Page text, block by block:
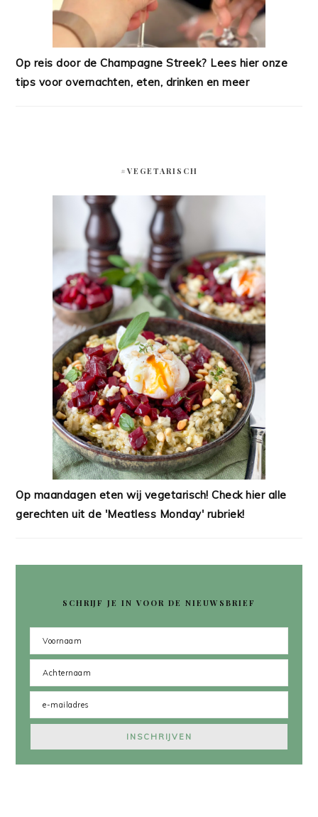
Op reis door de Champagne Streek? Lees hier onze
tips voor overnachten, eten, drinken en meer
#VEGETARISCH
Op maandagen eten wij vegetarisch! Check hier alle
gerechten uit de 'Meatless Monday' rubriek!
SCHRIJF JE IN VOOR DE NIEUWSBRIEF